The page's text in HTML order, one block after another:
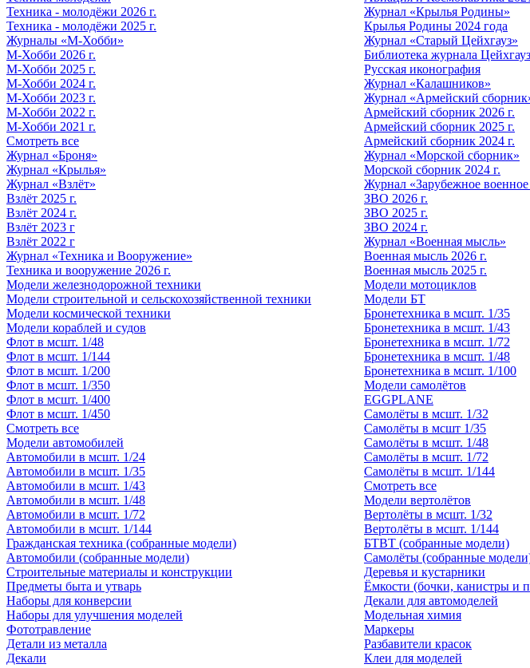
Техника - молодёжи 2026 г.
Техника - молодёжи 2025 г.
Журналы «М-Хобби»
М-Хобби 2026 г.
М-Хобби 2025 г.
М-Хобби 2024 г.
М-Хобби 2023 г.
М-Хобби 2022 г.
М-Хобби 2021 г.
Смотреть все
Журнал «Броня»
Журнал «Крылья»
Журнал «Взлёт»
Взлёт 2025 г.
Взлёт 2024 г.
Взлёт 2023 г
Взлёт 2022 г
Журнал «Техника и Вооружение»
Техника и вооружение 2026 г.
Журнал «Крылья Родины»
Крылья Родины 2024 года
Журнал «Старый Цейхгауз»
Библиотека журнала Цейхгауз
Русская иконография
Журнал «Калашников»
Журнал «Армейский
Армейский сборник 2026 г.
Армейский сборник 2025 г.
Армейский сборник 2024 г.
Журнал «Морской сборник»
Морской сборник 2024 г.
Журнал «Зарубежное военное
ЗВО 2026 г.
ЗВО 2025 г.
ЗВО 2024 г.
Журнал «Военная мысль»
Военная мысль 2026 г.
Военная мысль 2025 г.
Модели железнодорожной техники
Модели строительной и сельскохозяйственной техники
Модели космической техники
Модели кораблей и судов
Флот в мсшт. 1/48
Флот в мсшт. 1/144
Флот в мсшт. 1/200
Флот в мсшт. 1/350
Флот в мсшт. 1/400
Флот в мсшт. 1/450
Смотреть все
Модели автомобилей
Автомобили в мсшт. 1/24
Автомобили в мсшт. 1/35
Автомобили в мсшт. 1/43
Автомобили в мсшт. 1/48
Автомобили в мсшт. 1/72
Автомобили в мсшт. 1/144
Модели мотоциклов
Модели БТ
Бронетехника в мсшт. 1/35
Бронетехника в мсшт. 1/43
Бронетехника в мсшт. 1/72
Бронетехника в мсшт. 1/48
Бронетехника в мсшт. 1/100
Модели самолётов
EGGPLANE
Самолёты в мсшт. 1/32
Самолёты в мсшт 1/35
Самолёты в мсшт. 1/48
Самолёты в мсшт. 1/72
Самолёты в мсшт. 1/144
Смотреть все
Модели вертолётов
Вертолёты в мсшт. 1/32
Вертолёты в мсшт. 1/144
Гражданская техника (собранные модели)
Автомобили (собранные модели)
БТВТ (собранные модели)
Самолёты (собранные
Строительные материалы и конструкции
Предметы быта и утварь
Деревья и кустарники
Ёмкости (бочки, канистры и
Наборы для конверсии
Наборы для улучшения моделей
Фототравление
Детали из металла
Декали
Декали для автомоделей
Модельная химия
Маркеры
Разбавители красок
Клеи для моделей